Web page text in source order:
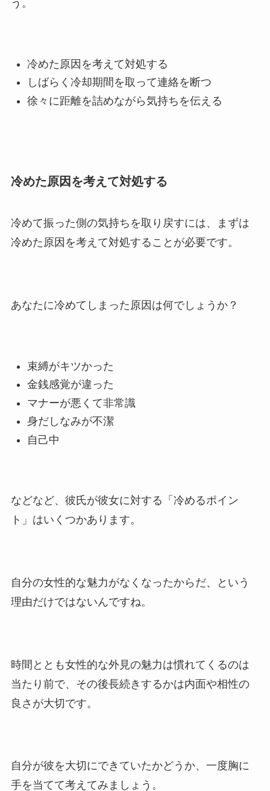
う。
冷めた原因を考えて対処する
しばらく冷却期間を取って連絡を断つ
徐々に距離を詰めながら気持ちを伝える
冷めた原因を考えて対処する
冷めて振った側の気持ちを取り戻すには、まずは
冷めた原因を考えて対処することが必要です。
あなたに冷めてしまった原因は何でしょうか？
束縛がキツかった
金銭感覚が違った
マナーが悪くて非常識
身だしなみが不潔
自己中
などなど、彼氏が彼女に対する「冷めるポイン
ト」はいくつかあります。
自分の女性的な魅力がなくなったからだ、という
理由だけではないんですね。
時間ととも女性的な外見の魅力は慣れてくるのは
当たり前で、その後長続きするかは内面や相性の
良さが大切です。
自分が彼を大切にできていたかどうか、一度胸に
手を当てて考えてみましょう。